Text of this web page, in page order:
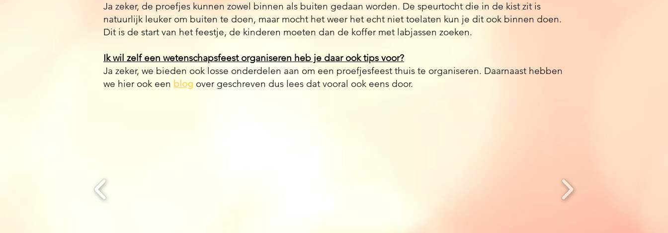
Ja zeker, de proefjes kunnen zowel binnen als buiten gedaan worden. De speurtocht die in de kist zit is
natuurlijk leuker om buiten te doen, maar mocht het weer het echt niet toelaten kun je dit ook binnen doen.
Dit is de start van het feestje, de kinderen moeten dan de koffer met labjassen zoeken.
Ik wil zelf een wetenschapsfeest organiseren heb je daar ook tips voor?
Ja zeker, we bieden ook losse onderdelen aan om een proefjesfeest thuis te organiseren. Daarnaast hebben
we hier ook een blog over geschreven dus lees dat vooral ook eens door.